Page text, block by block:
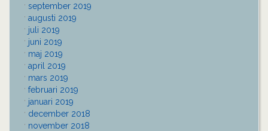
september 2019
augusti 2019
juli 2019
juni 2019
maj 2019
april 2019
mars 2019
februari 2019
januari 2019
december 2018
november 2018